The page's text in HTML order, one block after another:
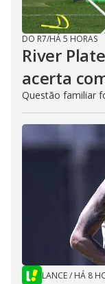
DO R7/HÁ 5 HORAS
River
acerta
Questão familiar
LANCE/ HÁ 8